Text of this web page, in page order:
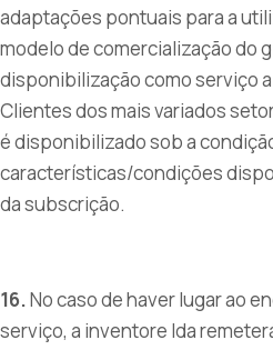
adaptações pontuais para a
modelo de comercialização do
disponibilização como serviço
Clientes dos mais variados
é disponibilizado sob a condição
características/condições
da subscrição.
16.No caso de haver lugar ao
serviço, a inventore lda